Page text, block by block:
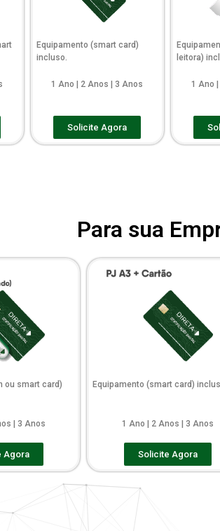
Equipamento (smart card)
incluso.
1 Ano | 2 Anos | 3 Anos
Solicite Agora
leitora)
1 Ano
Para sua
ou smart card)
| 3 Anos
Agora
Equipamento (smart card)
1 Ano | 2 Anos | 3 Anos
Solicite Agora